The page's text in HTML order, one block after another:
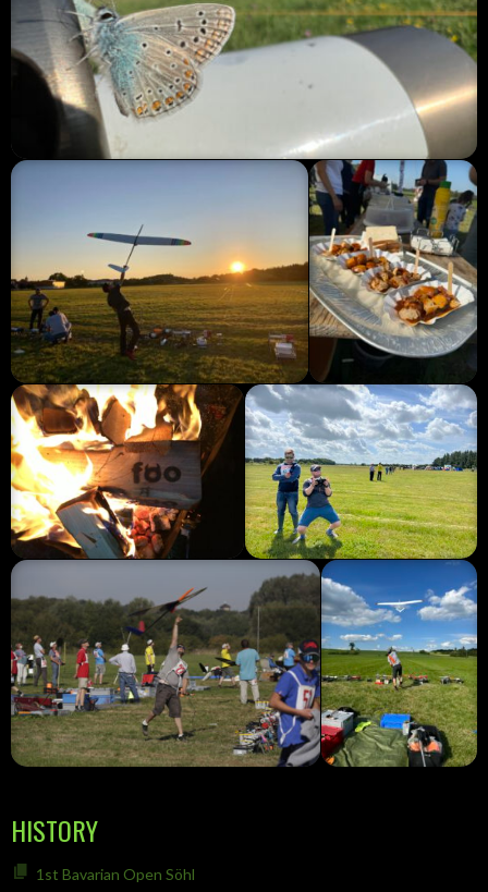
HISTORY
1st Bavarian Open Söhl